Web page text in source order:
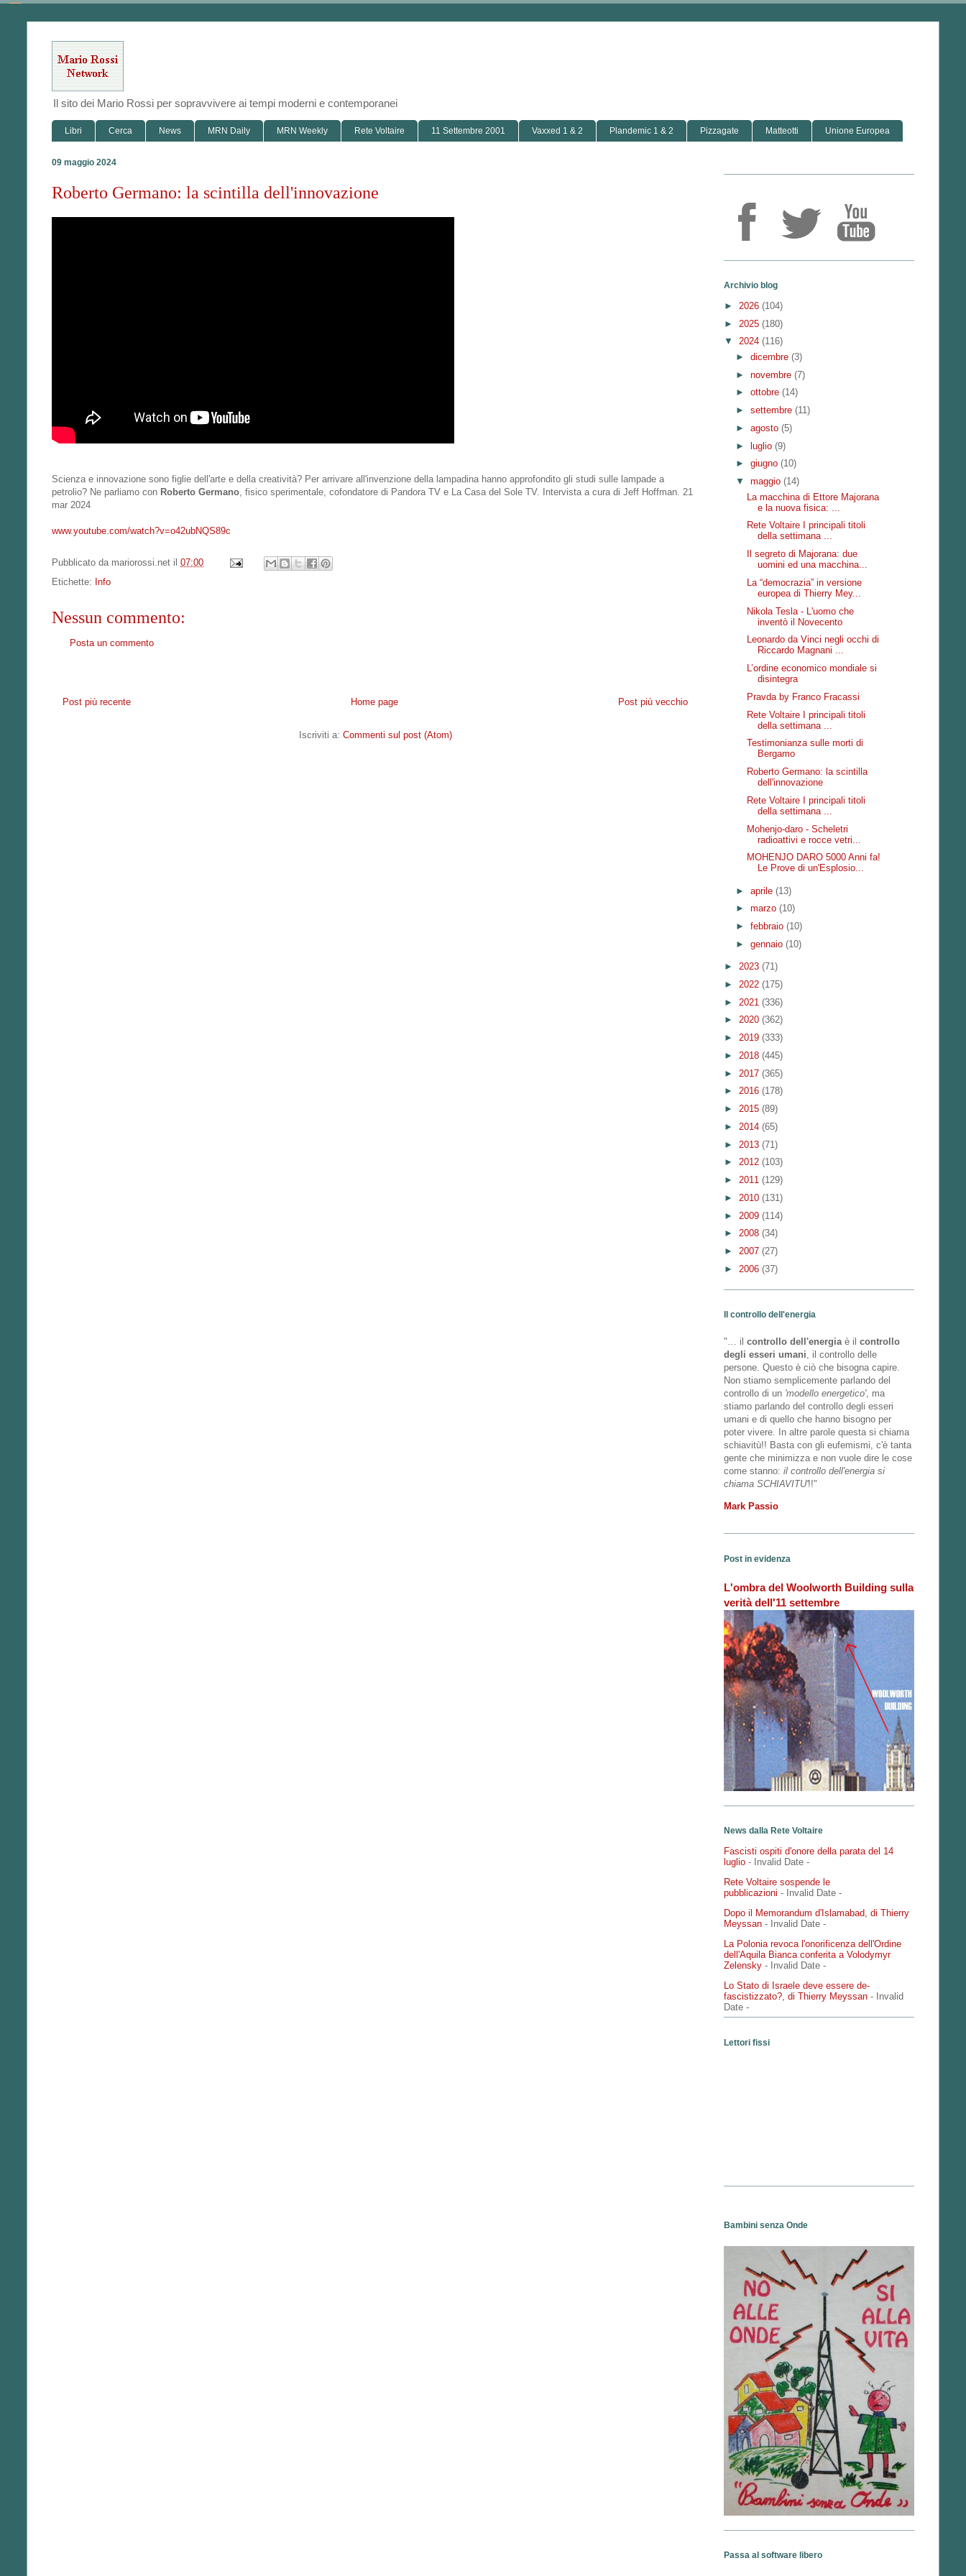
Il sito dei Mario Rossi per sopravvivere ai tempi moderni e contemporanei
Libri Cerca News MRN Daily MRN Weekly Rete Voltaire 11 Settembre 2001 Vaxxed 1 & 2 Plandemic 1 & 2 Pizzagate Matteotti Unione Europea
09 maggio 2024
Roberto Germano: la scintilla dell'innovazione
Scienza e innovazione sono figlie dell'arte e della creatività? Per arrivare all'invenzione della lampadina hanno approfondito gli studi sulle lampade a
petrolio? Ne parliamo con Roberto Germano , fisico sperimentale, cofondatore di Pandora TV e La Casa del Sole TV. Intervista a cura di Jeff Hoffman. 21
mar 2024
www.youtube.com/watch?v=o42ubNQS89c
Pubblicato da mariorossi.net il 07:00
Etichette: Info
Nessun commento:
Posta un commento
Post più recente Post più vecchio
Home page
Iscriviti a: Commenti sul post (Atom)
Archivio blog
► 2026 (104)
► 2025 (180)
▼ 2024 (116)
► dicembre (3)
► novembre (7)
► ottobre (14)
► settembre (11)
► agosto (5)
► luglio (9)
► giugno (10)
▼ maggio (14)
La macchina di Ettore Majorana
e la nuova fisica: ...
Rete Voltaire I principali titoli
della settimana ...
Il segreto di Majorana: due
uomini ed una macchina...
La “democrazia” in versione
europea di Thierry Mey...
Nikola Tesla - L'uomo che
inventò il Novecento
Leonardo da Vinci negli occhi di
Riccardo Magnani ...
L’ordine economico mondiale si
disintegra
Pravda by Franco Fracassi
Rete Voltaire I principali titoli
della settimana ...
Testimonianza sulle morti di
Bergamo
Roberto Germano: la scintilla
dell'innovazione
Rete Voltaire I principali titoli
della settimana ...
Mohenjo-daro - Scheletri
radioattivi e rocce vetri...
MOHENJO DARO 5000 Anni fa!
Le Prove di un'Esplosio...
► aprile (13)
► marzo (10)
► febbraio (10)
► gennaio (10)
► 2023 (71)
► 2022 (175)
► 2021 (336)
► 2020 (362)
► 2019 (333)
► 2018 (445)
► 2017 (365)
► 2016 (178)
► 2015 (89)
► 2014 (65)
► 2013 (71)
► 2012 (103)
► 2011 (129)
► 2010 (131)
► 2009 (114)
► 2008 (34)
► 2007 (27)
► 2006 (37)
Il controllo dell'energia
"… il controllo dell'energiaè il controllo
degli esseri umani, il controllo delle
persone. Questo è ciò che bisogna capire.
Non stiamo semplicemente parlando del
controllo di un 'modello energetico', ma
stiamo parlando del controllo degli esseri
umani e di quello che hanno bisogno per
poter vivere. In altre parole questa si chiama
schiavitù!! Basta con gli eufemismi, c'è tanta
gente che minimizza e non vuole dire le cose
come stanno: il controllo dell'energia si
chiama SCHIAVITU'!!"
Mark Passio
Post in evidenza
L'ombra del Woolworth Building sulla
verità dell'11 settembre
News dalla Rete Voltaire
Fascisti ospiti d'onore della parata del 14
luglio - Invalid Date -
Rete Voltaire sospende le
pubblicazioni - Invalid Date -
Dopo il Memorandum d'Islamabad, di Thierry
Meyssan - Invalid Date -
La Polonia revoca l'onorificenza dell'Ordine
dell'Aquila Bianca conferita a Volodymyr
Zelensky - Invalid Date -
Lo Stato di Israele deve essere de-
fascistizzato?, di Thierry Meyssan - Invalid
Date -
Lettori fissi
Bambini senza Onde
Passa al software libero